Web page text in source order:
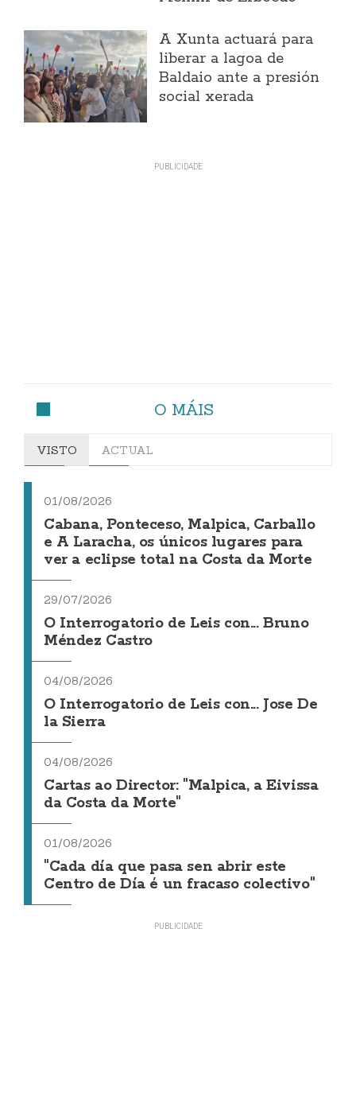
A Xunta actuará para
liberar a lagoa de
Baldaio ante a presión
social xerada
O MÁIS
VISTO ACTUAL
01/08/2026
Cabana, Ponteceso, Malpica, Carballo
e A Laracha, os únicos lugares para
ver a eclipse total na Costa da Morte
29/07/2026
O Interrogatorio de Leis con... Bruno
Méndez Castro
04/08/2026
O Interrogatorio de Leis con... Jose De
la Sierra
04/08/2026
Cartas ao Director: "Malpica, a Eivissa
da Costa da Morte"
01/08/2026
"Cada día que pasa sen abrir este
Centro de Día é un fracaso colectivo"